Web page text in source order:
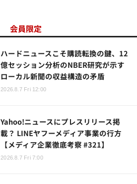
会員限定
ハードニュースこそ購読転換の鍵、12
億セッション分析のNBER研究が示す
ローカル新聞の収益構造の矛盾
2026.8.7 Fri 12:00
Yahoo!ニュースにプレスリリース掲
載？ LINEヤフーメディア事業の行方
【メディア企業徹底考察 #321】
2026.8.7 Fri 7:00